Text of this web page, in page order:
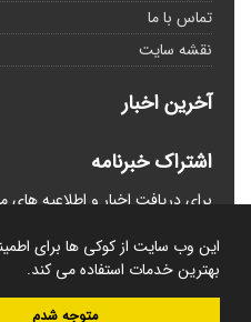
این وب سایت از کوکی ها برای
بهترین خدمات استفاده می کند.
متوجه شدم
تماس با ما
نقشه سایت
آخرین اخبار
اشتراک خبرنامه
برای دریافت اخبار و اطلاعیه